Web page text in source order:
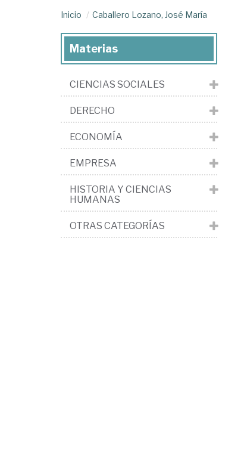
Inicio Caballero Lozano, José María
Materias
CIENCIAS SOCIALES
DERECHO
ECONOMÍA
EMPRESA
HISTORIA Y CIENCIAS
HUMANAS
OTRAS CATEGORÍAS